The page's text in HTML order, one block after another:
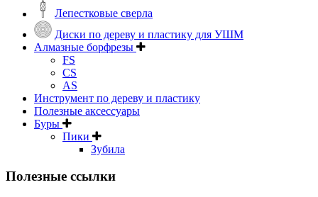
Лепестковые сверла
Диски по дереву и пластику для УШМ
Алмазные борфрезы
FS
CS
AS
Инструмент по дереву и пластику
Полезные аксессуары
Буры
Пики
Зубила
Полезные ссылки